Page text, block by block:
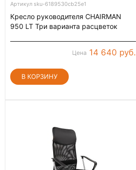
Артикул sku-6189530cb25e1
Кресло руководителя CHAIRMAN
950 LT Три варианта расцветок
Цена 14 640 руб.